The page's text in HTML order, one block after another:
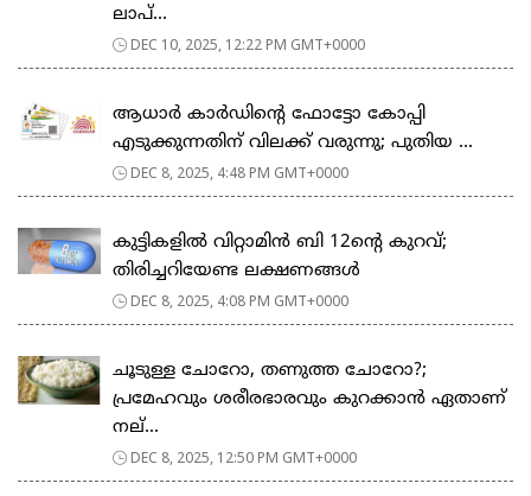
ലാപ്‌...
DEC 10, 2025, 12:22 PM GMT+0000
ആധാർ കാർഡിന്റെ ഫോട്ടോ കോപ്പി
എടുക്കുന്നതിന് വിലക്ക് വരുന്നു; പുതിയ ...
DEC 8, 2025, 4:48 PM GMT+0000
കുട്ടികളിൽ വിറ്റാമിൻ ബി 12ന്‍റെ കുറവ്;
തിരിച്ചറിയേണ്ട ലക്ഷണങ്ങള്‍
DEC 8, 2025, 4:08 PM GMT+0000
ചൂടുള്ള ചോറോ, തണുത്ത ചോറോ?;
പ്രമേഹവും ശരീരഭാരവും കുറക്കാൻ ഏതാണ്
നല്...
DEC 8, 2025, 12:50 PM GMT+0000